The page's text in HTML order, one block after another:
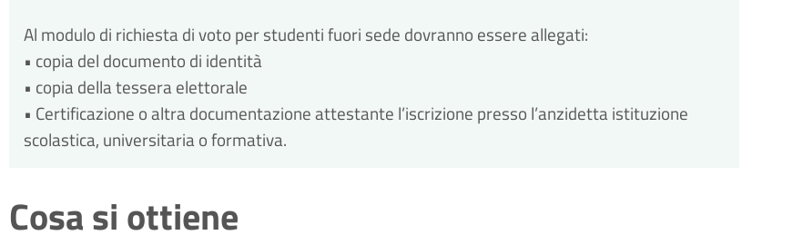
Al modulo di richiesta di voto per studenti fuori sede dovranno essere allegati:
• copia del documento di identità
• copia della tessera elettorale
• Certificazione o altra documentazione attestante l’iscrizione presso l’anzidetta istituzione
scolastica, universitaria o formativa.
Cosa si ottiene